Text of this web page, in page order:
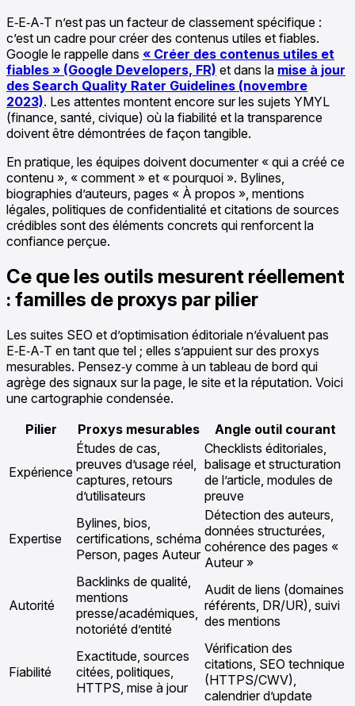
E‑E‑A‑T n’est pas un facteur de classement spécifique :
c’est un cadre pour créer des contenus utiles et fiables.
Google le rappelle dans « Créer des contenus utiles et
fiables » (Google Developers, FR) et dans la mise à jour
des Search Quality Rater Guidelines (novembre
2023). Les attentes montent encore sur les sujets YMYL
(finance, santé, civique) où la fiabilité et la transparence
doivent être démontrées de façon tangible.
En pratique, les équipes doivent documenter « qui a créé ce
contenu », « comment » et « pourquoi ». Bylines,
biographies d’auteurs, pages « À propos », mentions
légales, politiques de confidentialité et citations de sources
crédibles sont des éléments concrets qui renforcent la
confiance perçue.
Ce que les outils mesurent réellement
: familles de proxys par pilier
Les suites SEO et d’optimisation éditoriale n’évaluent pas
E‑E‑A‑T en tant que tel ; elles s’appuient sur des proxys
mesurables. Pensez‑y comme à un tableau de bord qui
agrège des signaux sur la page, le site et la réputation. Voici
une cartographie condensée.
Pilier
Proxys mesurables Angle outil courant
Expérience
Études de cas,
preuves d’usage réel,
captures, retours
d’utilisateurs
Checklists éditoriales,
balisage et structuration
de l’article, modules de
preuve
Expertise
Bylines, bios,
certifications, schéma
Person, pages Auteur
Détection des auteurs,
données structurées,
cohérence des pages «
Auteur »
Autorité
Backlinks de qualité,
mentions
presse/académiques,
notoriété d’entité
Audit de liens (domaines
référents, DR/UR), suivi
des mentions
Fiabilité
Exactitude, sources
citées, politiques,
HTTPS, mise à jour
Vérification des
citations, SEO technique
(HTTPS/CWV),
calendrier d’update